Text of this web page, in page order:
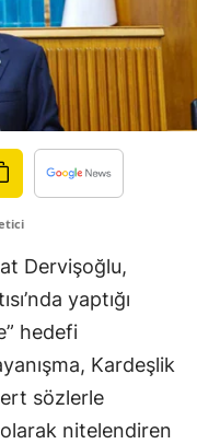
Dervişoğlu,
yaptığı
hedefi
Kardeşlik
sözlerle
nitelendiren